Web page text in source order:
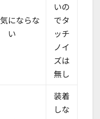
にならな
い
いの
でタ
ッチ
ノイ
ズは
無し
装着
しな